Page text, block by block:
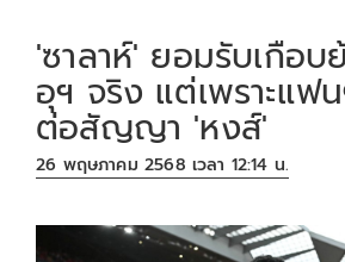
'ซาลาห์' ยอมรับเกือบ
อุฯ จริง แต่เพราะแฟ
ต่อสัญญา 'หงส์'
26 พฤษภาคม 2568 เวลา 12:14 น.